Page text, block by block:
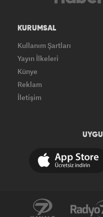
KURUMSAL
Kullanım Şartları
Yayın İlkeleri
Künye
Reklam
İletişim